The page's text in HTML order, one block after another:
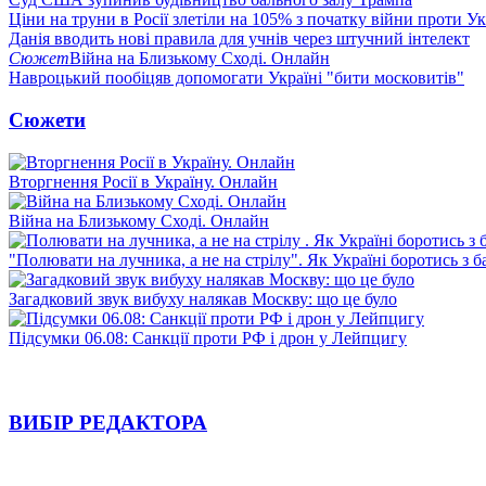
Ціни на труни в Росії злетіли на 105% з початку війни проти
Данія вводить нові правила для учнів через штучний інтелект
СюжетВійна на Близькому Сході. Онлайн
Навроцький пообіцяв допомогати Україні "бити московитів"
Сюжети
Вторгнення Росії в Україну. Онлайн
Війна на Близькому Сході. Онлайн
"Полювати на лучника, а не на стрілу". Як Україні боротись з
Загадковий звук вибуху налякав Москву: що це було
Підсумки 06.08: Санкції проти РФ і дрон у Лейпцигу
ВИБІР РЕДАКТОРА